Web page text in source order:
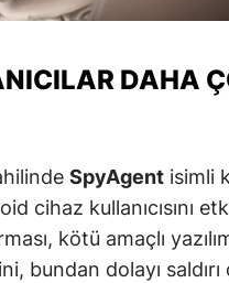
DAHA
SpyAgent isimli
cihaz kullanıcısını
kötü amaçlı
bundan dolayı saldırı